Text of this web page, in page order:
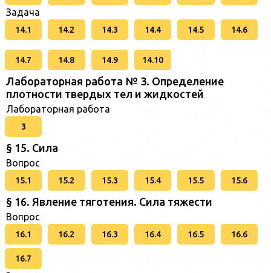
Задача
14.1 14.2 14.3 14.4 14.5 14.6
14.7 14.8 14.9 14.10
Лабораторная работа № 3. Определение
плотности твердых тел и жидкостей
Лабораторная работа
3
§ 15. Сила
Вопрос
15.1 15.2 15.3 15.4 15.5 15.6
§ 16. Явление тяготения. Сила тяжести
Вопрос
16.1 16.2 16.3 16.4 16.5 16.6
16.7